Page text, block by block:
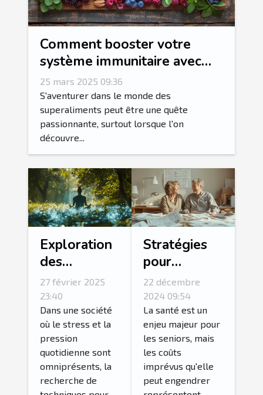
Comment booster votre
système immunitaire avec
des superaliments méconnus
25 mars 2025 09:36
S'aventurer dans le monde des
superaliments peut être une quête
passionnante, surtout lorsque l'on
découvre...
Exploration
des
techniques
avancées de
magnétisme
pour
améliorer le
bien-être
personnel
27 février 2025
23:40
Dans une société
où le stress et la
pression
quotidienne sont
omniprésents, la
recherche de
Stratégies
pour
minimiser
les coûts
imprévus en
santé pour
les seniors
22 décembre
2024 09:54
La santé est un
enjeu majeur pour
les seniors, mais
les coûts
imprévus qu'elle
peut engendrer